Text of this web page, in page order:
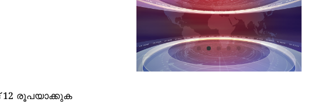
12 രൂപയാക്കുക